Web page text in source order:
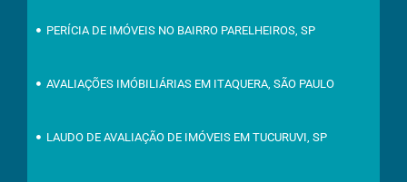
PERÍCIA DE IMÓVEIS NO BAIRRO PARELHEIROS, SP
AVALIAÇÕES IMÓBILIÁRIAS EM ITAQUERA, SÃO PAULO
LAUDO DE AVALIAÇÃO DE IMÓVEIS EM TUCURUVI, SP